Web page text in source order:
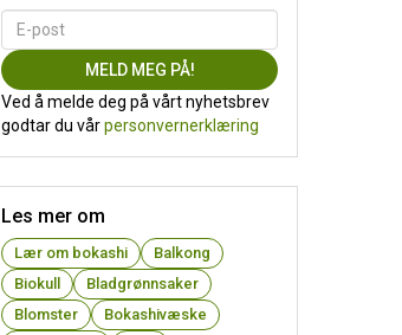
Ved å melde deg på vårt nyhetsbrev
godtar du vårpersonvernerklæring
Les mer om
Lær om bokashi
Balkong
Biokull
Bladgrønnsaker
Blomster
Bokashivæske